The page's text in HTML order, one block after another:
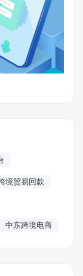
境贸易回款
中东跨境电商